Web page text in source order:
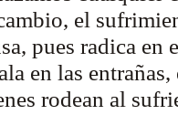
el
pues radica en
en las
rodean al